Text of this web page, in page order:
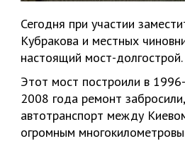
Сегодня при участии
Кубракова и местных
настоящий мост-
Этот мост построили в
2008 года ремонт
автотранспорт между
огромным